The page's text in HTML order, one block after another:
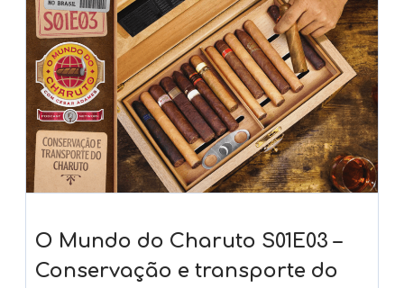
O Mundo do Charuto S01E03 –
Conservação e transporte do